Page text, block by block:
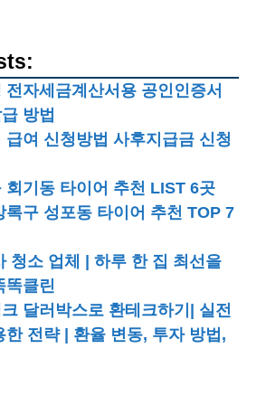
전자세금계산서용 공인인증서
방법
급여 신청방법 사후지급금 신청
회기동 타이어 추천 LIST 6곳
록구 성포동 타이어 추천 TOP 7
청소 업체 | 하루 한 집 최선을
똑클린
달러박스로 환테크하기| 실전
한 전략 | 환율 변동, 투자 방법,